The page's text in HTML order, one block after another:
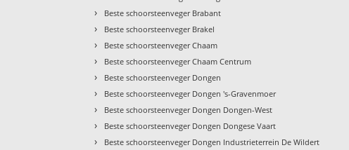
› Beste schoorsteenveger Brabant
› Beste schoorsteenveger Brakel
› Beste schoorsteenveger Chaam
› Beste schoorsteenveger Chaam Centrum
› Beste schoorsteenveger Dongen
› Beste schoorsteenveger Dongen 's-Gravenmoer
› Beste schoorsteenveger Dongen Dongen-West
› Beste schoorsteenveger Dongen Dongese Vaart
› Beste schoorsteenveger Dongen Industrieterrein De Wildert